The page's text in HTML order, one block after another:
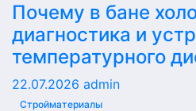
Почему в бане
диагностика и
температурного
22.07.2026 admin
Стройматериалы